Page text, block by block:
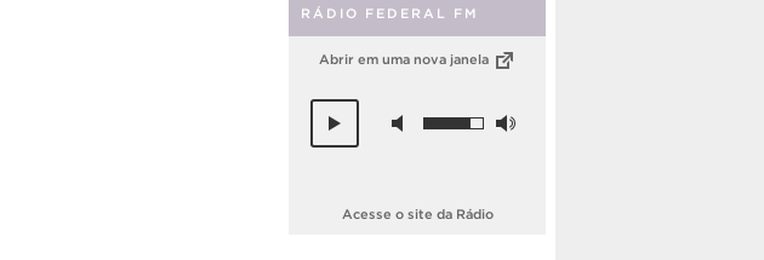
RÁDIO FEDERAL FM
Abrir em uma nova janela
Acesse o site da Rádio